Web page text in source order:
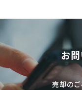
お
売却の